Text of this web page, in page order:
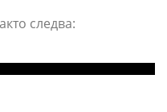
следва: